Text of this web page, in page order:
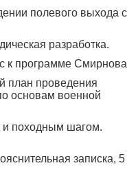
полевого выхода с
разработка.
к программе Смирнова
план проведения
основам военной
походным шагом.
записка, 5